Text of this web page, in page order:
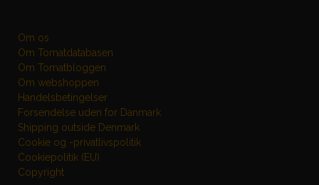
Om os
Om Tomatdatabasen
Om Tomatbloggen
Om webshoppen
Handelsbetingelser
Forsendelse uden for Danmark
Shipping outside Denmark
Cookie og -privatlivspolitik
Cookiepolitik (EU)
Copyright